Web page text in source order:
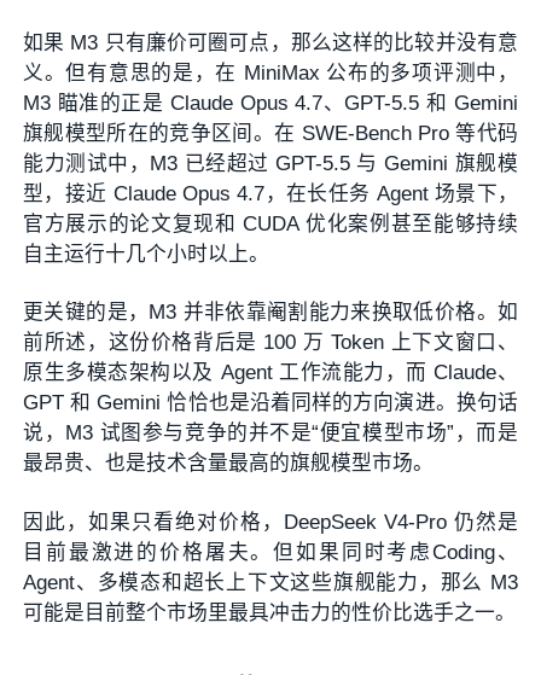
如果 M3 只有廉价可圈可点，那么这样的比较并没有意
义。但有意思的是，在 MiniMax 公布的多项评测中，
M3 瞄准的正是 Claude Opus 4.7、GPT-5.5 和 Gemini
旗舰模型所在的竞争区间。在 SWE-Bench Pro 等代码
能力测试中，M3 已经超过 GPT-5.5 与 Gemini 旗舰模
型，接近 Claude Opus 4.7，在长任务 Agent 场景下，
官方展示的论文复现和 CUDA 优化案例甚至能够持续
自主运行十几个小时以上。
更关键的是，M3 并非依靠阉割能力来换取低价格。如
前所述，这份价格背后是 100 万 Token 上下文窗口、
原生多模态架构以及 Agent 工作流能力，而 Claude、
GPT 和 Gemini 恰恰也是沿着同样的方向演进。换句话
说，M3 试图参与竞争的并不是“便宜模型市场”，而是
最昂贵、也是技术含量最高的旗舰模型市场。
因此，如果只看绝对价格，DeepSeek V4-Pro 仍然是
目前最激进的价格屠夫。但如果同时考虑Coding、
Agent、多模态和超长上下文这些旗舰能力，那么 M3
可能是目前整个市场里最具冲击力的性价比选手之一。